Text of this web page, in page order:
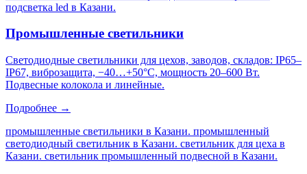
подсветка led в Казани.
Промышленные светильники
Светодиодные светильники для цехов, заводов, складов: IP65–
IP67, виброзащита, −40…+50°C, мощность 20–600 Вт.
Подвесные колокола и линейные.
Подробнее →
промышленные светильники в Казани. промышленный
светодиодный светильник в Казани. светильник для цеха в
Казани. светильник промышленный подвесной в Казани.